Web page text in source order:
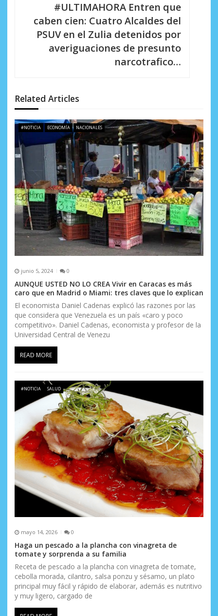
e
n
t
r
a
d
a
s
#ULTIMAHORA Entren que
caben cien: Cuatro Alcaldes del
PSUV en el Zulia detenidos por
averiguaciones de presunto
narcotrafico…
Related Articles
#NOTICIA ECONOMÍA NACIONALES
junio 5, 2024 0
AUNQUE USTED NO LO CREA Vivir en Caracas es más
caro que en Madrid o Miami: tres claves que lo explican
El economista Daniel Cadenas explicó las razones por las
que considera que Venezuela es un país «caro y poco
competitivo». Daniel Cadenas, economista y profesor de la
Universidad Central de Venezu
READ MORE
#NOTICIA SALUD
mayo 14, 2026 0
Haga un pescado a la plancha con vinagreta de
tomate y sorprenda a su familia
Receta de pescado a la plancha con vinagreta de tomate,
cebolla morada, cilantro, salsa ponzu y sésamo, un plato
principal muy fácil y rápido de elaborar, además es nutritivo
y muy ligero, cargado de